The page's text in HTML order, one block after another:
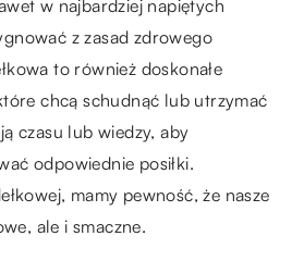
w najbardziej napiętych
z zasad zdrowego
to również doskonałe
chcą schudnąć lub utrzymać
czasu lub wiedzy, aby
odpowiednie posiłki.
mamy pewność, że nasze
ale i smaczne.